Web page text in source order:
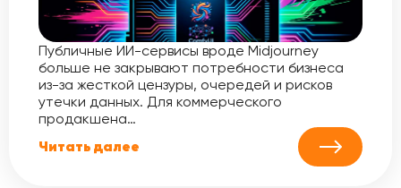
Публичные ИИ-сервисы вроде Midjourney
больше не закрывают потребности бизнеса
из-за жесткой цензуры, очередей и рисков
утечки данных. Для коммерческого
продакшена…
Читать далее